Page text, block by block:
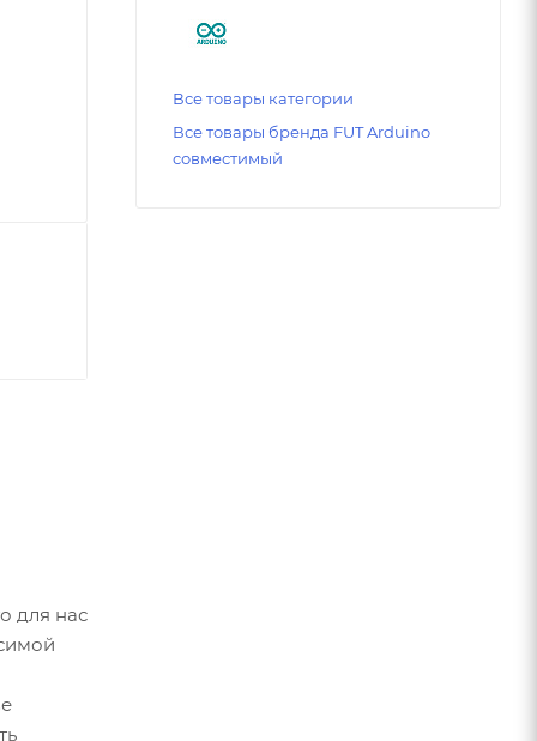
для нас
Все товары категории
Все товары бренда FUT Arduino
совместимый